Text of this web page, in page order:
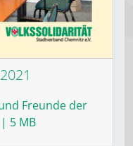
Freunde der
5 MB